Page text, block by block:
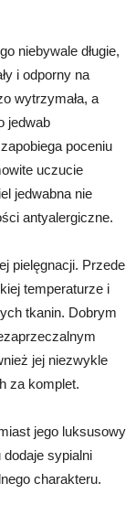
niebywale długie,
i odporny na
wytrzymała, a
jedwab
poceniu
uczucie
jedwabna nie
antyalergiczne.
pielęgnacji. Przede
temperaturze i
tkanin. Dobrym
jej niezwykle
za komplet.
jego luksusowy
dodaje sypialni
charakteru.